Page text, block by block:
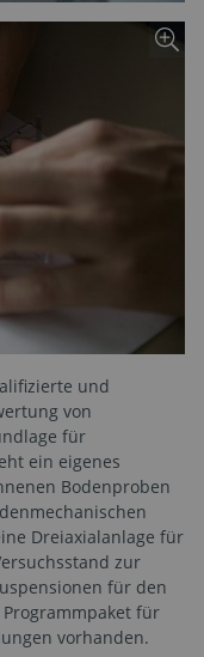
und
von
für
ein eigenes
Bodenproben
Dreiaxialanlage für
zur
für den
für
vorhanden.